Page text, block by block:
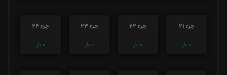
جزء 21
0 بار
جزء 22
0 بار
جزء 23
0 بار
جزء 24
0 بار